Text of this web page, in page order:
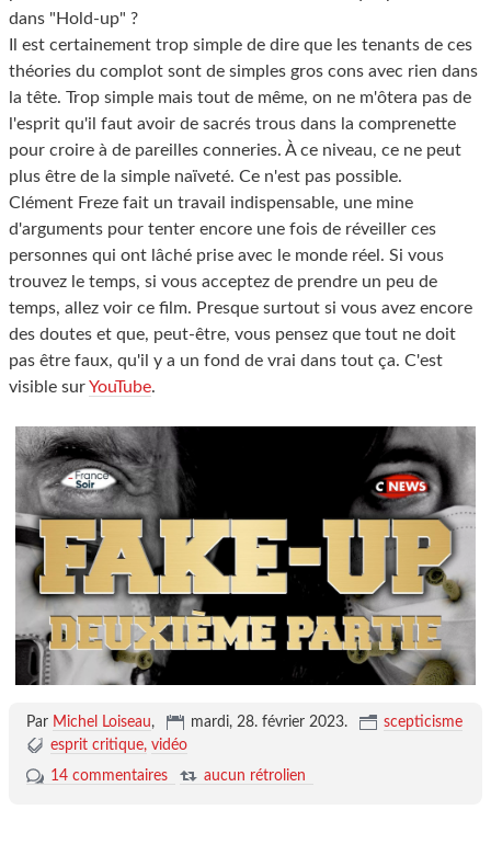
dans "Hold-up" ?
Il est certainement trop simple de dire que les tenants de ces
théories du complot sont de simples gros cons avec rien dans
la tête. Trop simple mais tout de même, on ne m'ôtera pas de
l'esprit qu'il faut avoir de sacrés trous dans la comprenette
pour croire à de pareilles conneries. À ce niveau, ce ne peut
plus être de la simple naïveté. Ce n'est pas possible.
Clément Freze fait un travail indispensable, une mine
d'arguments pour tenter encore une fois de réveiller ces
personnes qui ont lâché prise avec le monde réel. Si vous
trouvez le temps, si vous acceptez de prendre un peu de
temps, allez voir ce film. Presque surtout si vous avez encore
des doutes et que, peut-être, vous pensez que tout ne doit
pas être faux, qu'il y a un fond de vrai dans tout ça. C'est
visible surYouTube.
Par Michel Loiseau, mardi, 28. février 2023.
scepticisme
esprit critique vidéo
14 commentaires
aucun rétrolien